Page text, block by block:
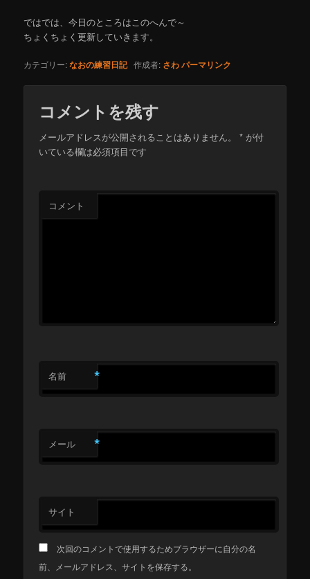
ではでは、今日のところはこのへんで～
ちょくちょく更新していきます。
カテゴリー:なおの練習日記作成者: さわパーマリンク
コメントを残す
メールアドレスが公開されることはありません。 * が付
いている欄は必須項目です
コメント
名前 *
メール *
サイト
次回のコメントで使用するためブラウザーに自分の名
前、メールアドレス、サイトを保存する。